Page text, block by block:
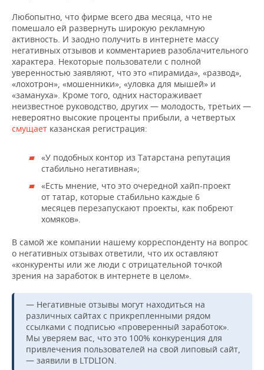
Любопытно, что фирме всего два месяца, что не
помешало ей развернуть широкую рекламную
активность. И заодно получить в интернете массу
негативных отзывов и комментариев разоблачительного
характера. Некоторые пользователи с полной
уверенностью заявляют, что это «пирамида», «развод»,
«лохотрон», «мошенники», «уловка для мышей» и
«замануха». Кроме того, одних настораживает
неизвестное руководство, других — молодость, третьих —
невероятно высокие проценты прибыли, а четвертых
смущает казанская регистрация:
«У подобных контор из Татарстана репутация
стабильно негативная»;
«Есть мнение, что это очередной хайп-проект
от татар, которые стабильно каждые 6
месяцев перезапускают проекты, как побреют
хомяков».
В самой же компании нашему корреспонденту на вопрос
о негативных отзывах ответили, что их оставляют
«конкуренты или же люди с отрицательной точкой
зрения на заработок в интернете в целом».
— Негативные отзывы могут находиться на
различных сайтах с прикрепленными рядом
ссылками с подписью «проверенный заработок».
Мы уверяем вас, что это 100% конкуренция для
привлечения пользователей на свой липовый сайт,
— заявили в LTDLION.